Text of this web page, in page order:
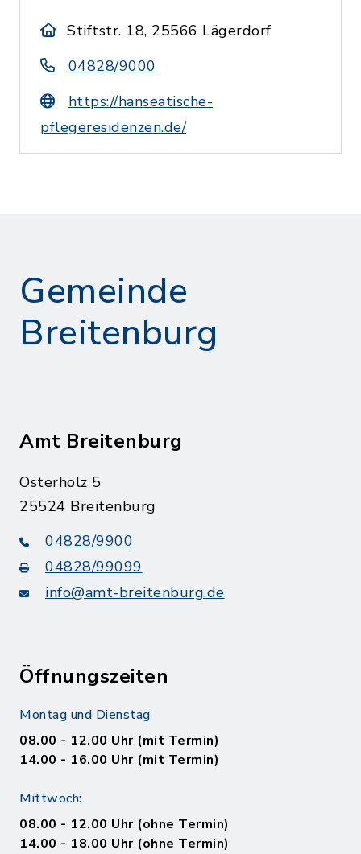
Stiftstr. 18, 25566 Lägerdorf
04828/9000
https://hanseatische-
pflegeresidenzen.de/
Gemeinde
Breitenburg
Amt Breitenburg
Osterholz 5
25524 Breitenburg
04828/9900
04828/99099
info@amt-breitenburg.de
Öffnungszeiten
Montag und Dienstag
08.00 - 12.00 Uhr (mit Termin)
14.00 - 16.00 Uhr (mit Termin)
Mittwoch:
08.00 - 12.00 Uhr (ohne Termin)
14.00 - 18.00 Uhr (ohne Termin)